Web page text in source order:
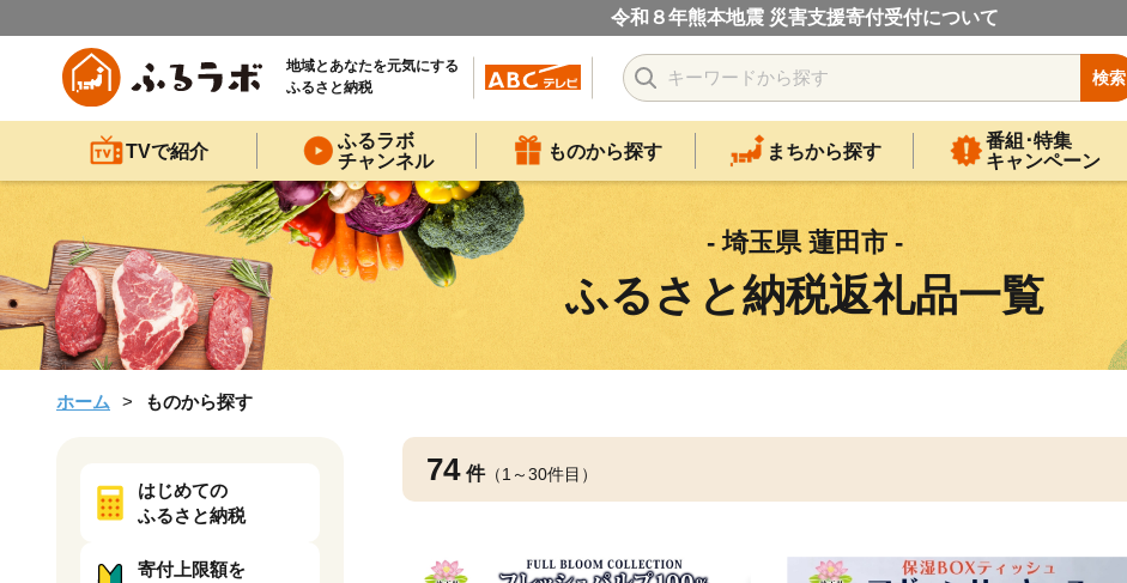
令和８年熊本地震 災害支援寄付受付について
地域とあなたを元気にする
ふるさと納税
検索
TVで紹介
ふるラボ
チャンネル
ものから探す まちから探す
番組･特集
キャンペーン
- 埼玉県 蓮田市 -
ふるさと納税返礼品一覧
ホーム ものから探す
74 件（1～30件目）
はじめての
ふるさと納税
寄付上限額を